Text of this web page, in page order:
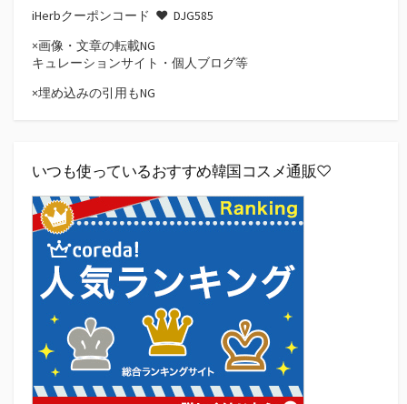
iHerbクーポンコード ♥ DJG585
×画像・文章の転載NG
キュレーションサイト・個人ブログ等
×埋め込みの引用もNG
いつも使っているおすすめ韓国コスメ通販♡